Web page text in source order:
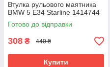
Втулка рульового маятника
BMW 5 E34 Starline 1414744
Готово до відправки
308 ₴ 440 ₴
Купити